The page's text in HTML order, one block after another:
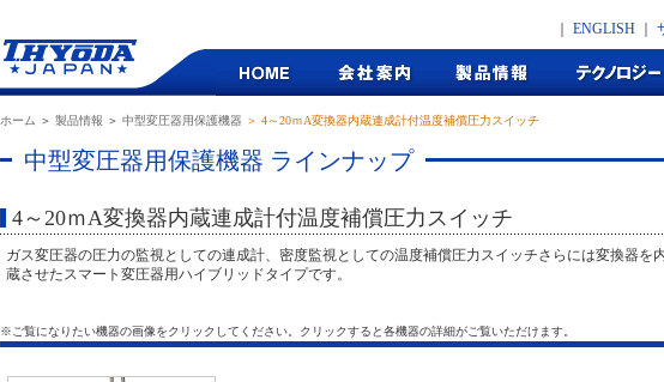
ENGLISH
ホーム ＞ 製品情報 ＞ 中型変圧器用保護機器 ＞ 4～20ｍA変換器内蔵連成計付温度補償圧力スイッチ
中型変圧器用保護機器 ラインナップ
4～20ｍA変換器内蔵連成計付温度補償圧力スイッチ
ガス変圧器の圧力の監視としての連成計、密度監視としての温度補償圧力スイッチさらには変換器を
蔵させたスマート変圧器用ハイブリッドタイプです。
※ご覧になりたい機器の画像をクリックしてください。クリックすると各機器の詳細がご覧いただけます。